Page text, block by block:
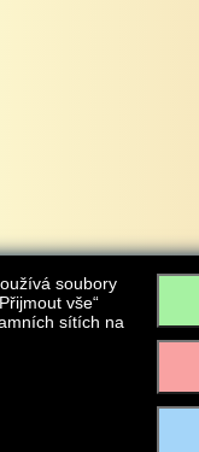
IRSI s.r.o., IČO:
soubory
vše“
sítích na